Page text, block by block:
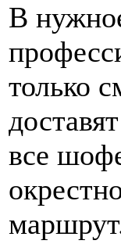
В
только
все